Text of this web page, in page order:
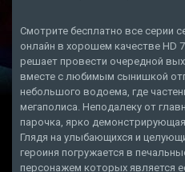
Смотрите бесплатно все серии
онлайн в хорошем качестве HD
решает провести очередной
вместе с любимым сынишкой
небольшого водоема, где
мегаполиса. Неподалеку от
парочка, ярко
Глядя на улыбающихся и
героиня погружается в
персонажем которых является